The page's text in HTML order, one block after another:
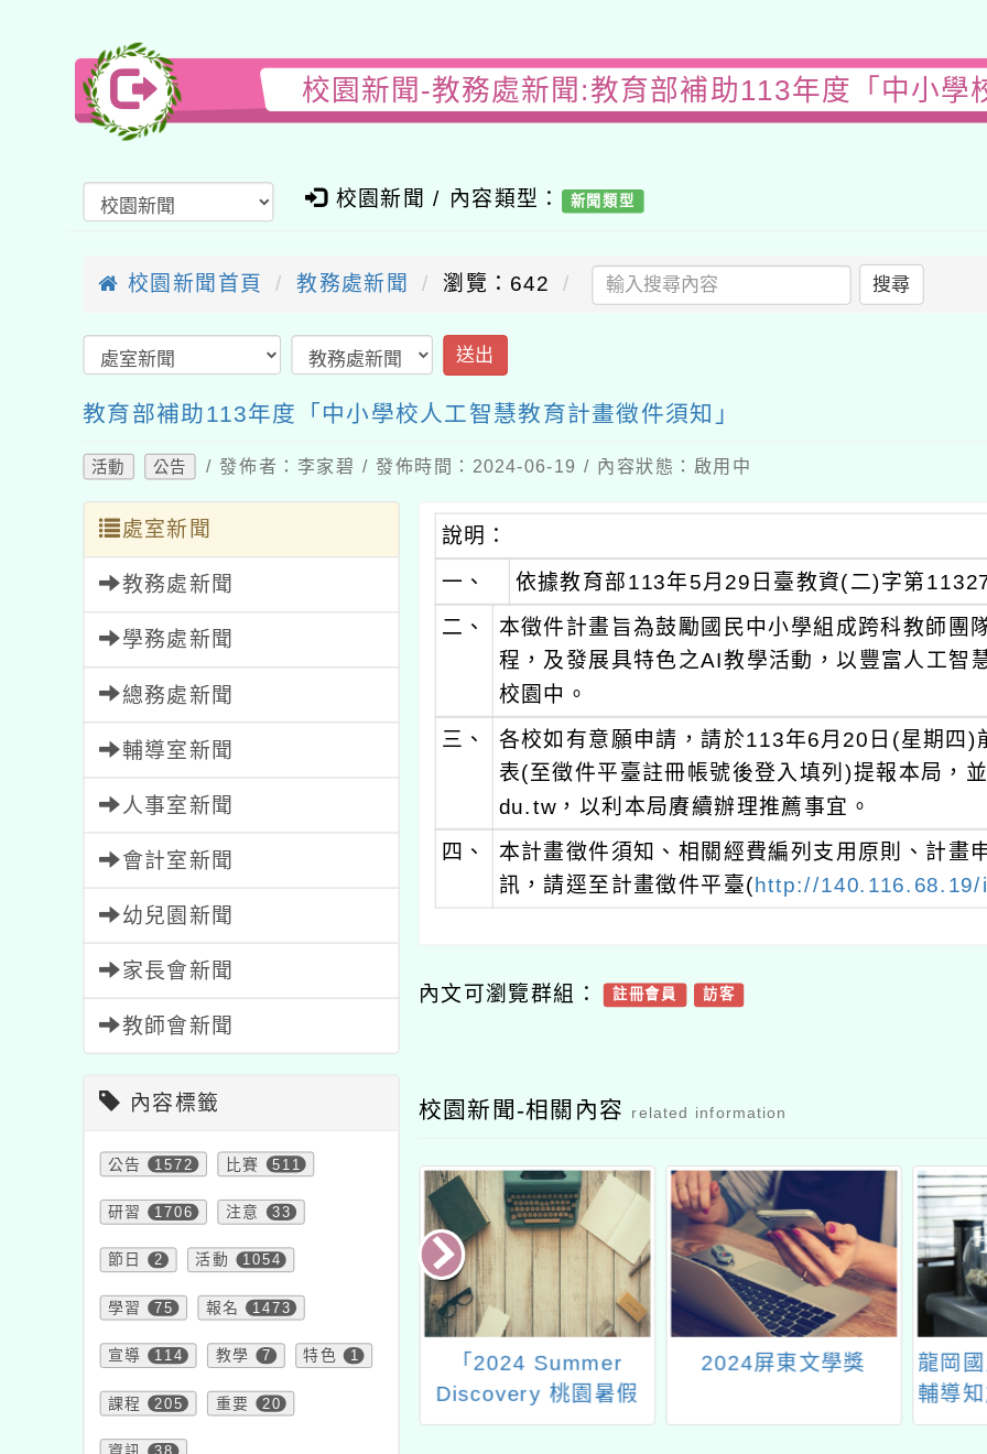
校園新聞-教務處新聞:教育部補助113年度「中小學
校園新聞 / 內容類型： 新聞類型
校園新聞首頁 教務處新聞 瀏覽：642 搜尋
送出
教育部補助113年度「中小學校人工智慧教育計畫徵件須知」
活動 公告 / 發佈者：李家碧 / 發佈時間：2024-06-19 / 內容狀態：啟用中
處室新聞
教務處新聞
學務處新聞
總務處新聞
輔導室新聞
人事室新聞
會計室新聞
幼兒園新聞
家長會新聞
教師會新聞
內容標籤
公告 1572 比賽 511
研習 1706 注意 33
節日 2 活動 1054
學習 75 報名 1473
宣導 114 教學 7 特色 1
課程 205 重要 20
說明：
一、
依據教育部113年5月29日臺教資(二)字第
二、
本徵件計畫旨為鼓勵國民中小學組成跨科教師團
程，及發展具特色之AI教學活動，以豐富人工智
校園中。
三、
各校如有意願申請，請於113年6月20日(星期四)
表(至徵件平臺註冊帳號後登入填列)提報本局，
du.tw，以利本局賡續辦理推薦事宜。
四、
本計畫徵件須知、相關經費編列支用原則、計畫
訊，請逕至計畫徵件平臺( http://
內文可瀏覽群組： 註冊會員 訪客
校園新聞-相關內容 related information
技巧之線上刻
情境式課程
「HyRead行動學習電
子書-校園飽讀方案」
「2024 Summer
Discovery 桃園暑假
樂桃趣」 國中小暑期
2024屏東文學獎
龍岡
輔導
營與